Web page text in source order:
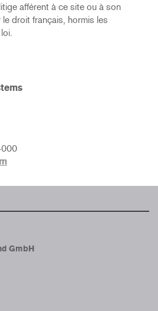
afférent à ce site ou à son
droit français, hormis les
GmbH